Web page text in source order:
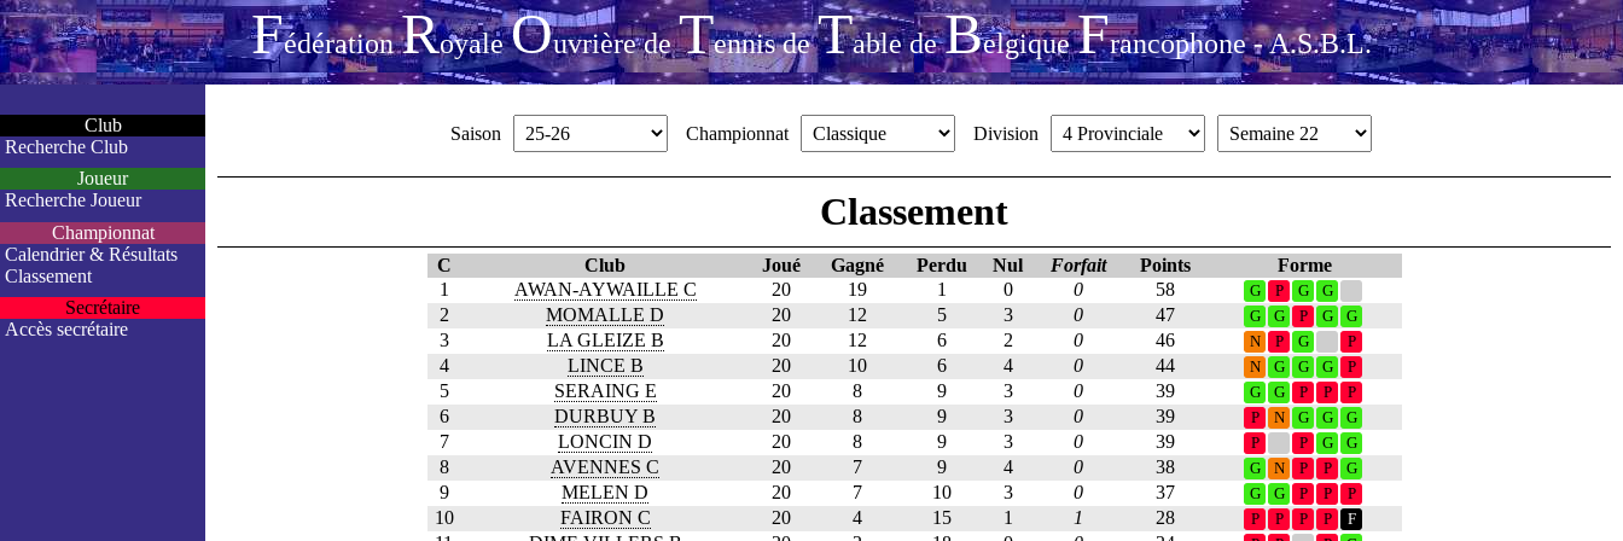
FédérationRoyaleOuvrière deTennis deTable deBelgiqueFrancophone - A.S.B.L.
Club
Recherche Club
Joueur
Recherche Joueur
Championnat
Calendrier & Résultats
Classement
Secrétaire
Accès secrétaire
Saison Championnat Division
Classement
C Club Joué Gagné Perdu Nul Forfait Points Forme
1
AWAN-AYWAILLE C 20 19 1 0 0 58 G P G G
2 MOMALLE D 20 12 5 3 0 47 G G P G G
3 LA GLEIZE B 20 12 6 2 0 46 N P G P
4 LINCE B 20 10 6 4 0 44 N G G G P
5 SERAING E 20 8 9 3 0 39 G G P P P
6 DURBUY B 20 8 9 3 0 39 P N G G G
7 LONCIN D 20 8 9 3 0 39 P P G G
8 AVENNES C 20 7 9 4 0 38 G N P P G
9 MELEN D 20 7 10 3 0 37 G G P P P
10 FAIRON C 20 4 15 1 1 28 P P P P F